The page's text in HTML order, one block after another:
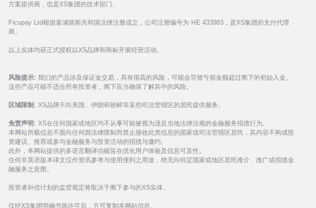
方案提供商，也是XS集团的技术部门。
Ficupay Ltd根据塞浦路斯共和国法律注册成立，公司注册编号为 HE 433983，是XS集团的支付代理
商。
以上实体均获正式授权以XS品牌和商标开展经营活动。
风险提示: 我们的产品涉及保证金交易，具有很高的风险，可能会导致亏损金额超过阁下的初始入金。
这些产品可能不适合所有投资者，阁下应当确保了解其中的风险。
区域限制: XS品牌不向美国、伊朗和朝鲜等某些司法管辖区的居民提供服务。
免责声明: XS在任何国家或地区均不从事可能被视为违反当地法律法规的金融服务招揽行为。
本网站所载信息不面向任何因法律限制而禁止接收此类信息的国家或司法管辖区居民，其内容不构成投
资建议、推荐或参与金融服务与投资活动的招揽与邀约。
此外，本网站提供的多语言翻译功能旨在优化用户体验及信息可及性。
任何非英语版本译文仅作资讯参考与使用便利之用途，绝无向特定国家或地区居民推介、推广或招揽金
融服务之意图。
投资者补偿计划的监管规定将取决于阁下参与的XS实体。
仅经XS集团明确书面许可后，方可复制本网站信息。